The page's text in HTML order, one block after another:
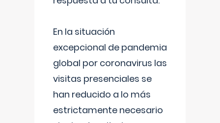
En la situación
excepcional de pandemia
global por coronavirus las
visitas presenciales se
han reducido a lo más
estrictamente necesario